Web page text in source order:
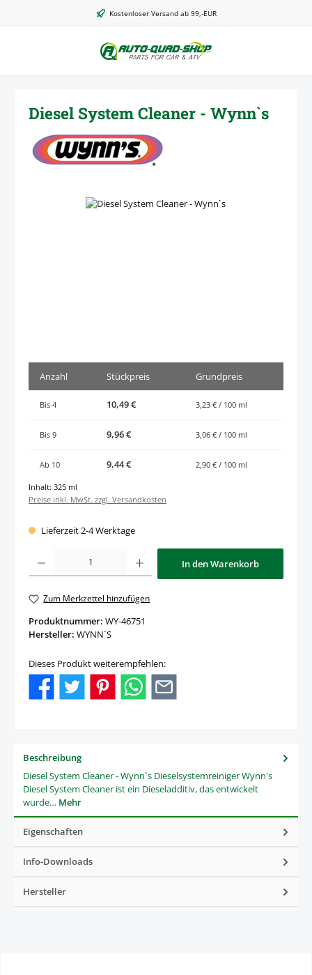
Zum Hauptinhalt springenKostenloser Versand ab 99,-EUR
Diesel System Cleaner - Wynn`s
Bildergalerie überspringen
Anzahl Stückpreis Grundpreis
Bis 4 10,49 € 3,23 € / 100 ml
Bis 9 9,96 € 3,06 € / 100 ml
Ab 10 9,44 € 2,90 € / 100 ml
Inhalt: 325 ml
Preise inkl. MwSt. zzgl. Versandkosten
Lieferzeit 2-4 Werktage
Produkt Anzahl: Gib den gewünschten Wert ein oder benutze die
In den Warenkorb
Zum Merkzettel hinzufügen
Produktnummer: WY-46751
Hersteller: WYNN`S
Dieses Produkt weiterempfehlen:
Beschreibung
Diesel System Cleaner - Wynn`s Dieselsystemreiniger Wynn's
Diesel System Cleaner ist ein Dieseladditiv, das entwickelt
wurde… Mehr
Eigenschaften
Info-Downloads
Hersteller